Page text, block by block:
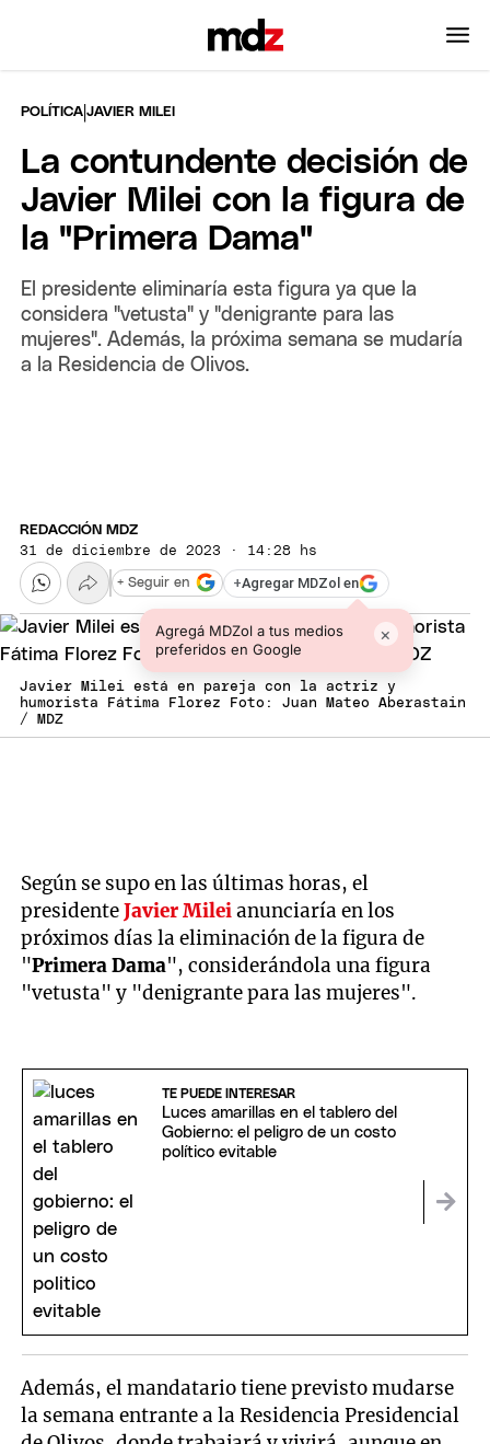
POLÍTICA |JAVIER MILEI
La contundente decisión de
Javier Milei con la figura de
la "Primera Dama"
El presidente eliminaría esta figura ya que la
considera "vetusta" y "denigrante para las
mujeres". Además, la próxima semana se mudaría
a la Residencia de Olivos.
REDACCIÓN MDZ
31 de diciembre de 2023 · 14:28 hs
+Agregar MDZol en
Agregá MDZol a tus medios
preferidos en Google
×
+ Seguir en
Javier Milei está en pareja con la actriz y
humorista Fátima Florez Foto: Juan Mateo Aberastain
/ MDZ
Según se supo en las últimas horas, el
presidenteJavier Mileianunciaría en los
próximos días la eliminación de la figura de
"Primera Dama", considerándola una figura
"vetusta" y "denigrante para las mujeres".
TE PUEDE INTERESAR
Luces amarillas en el tablero del
Gobierno: el peligro de un costo
político evitable
Además, el mandatario tiene previsto mudarse
la semana entrante a la Residencia Presidencial